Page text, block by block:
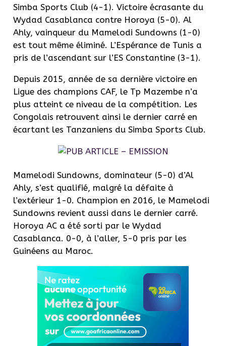
Simba Sports Club (4-1). Victoire écrasante du
Wydad Casablanca contre Horoya (5-0). Al
Ahly, vainqueur du Mamelodi Sundowns (1-0)
est tout même éliminé. L’Espérance de Tunis a
pris de l’ascendant sur l’ES Constantine (3-1).
Depuis 2015, année de sa dernière victoire en
Ligue des champions CAF, le Tp Mazembe n’a
plus atteint ce niveau de la compétition. Les
Congolais retrouvent ainsi le dernier carré en
écartant les Tanzaniens du Simba Sports Club.
Mamelodi Sundowns, dominateur (5-0) d’Al
Ahly, s’est qualifié, malgré la défaite à
l’extérieur 1-0. Champion en 2016, le Mamelodi
Sundowns revient aussi dans le dernier carré.
Horoya AC a été sorti par le Wydad
Casablanca. 0-0, à l’aller, 5-0 pris par les
Guinéens au Maroc.